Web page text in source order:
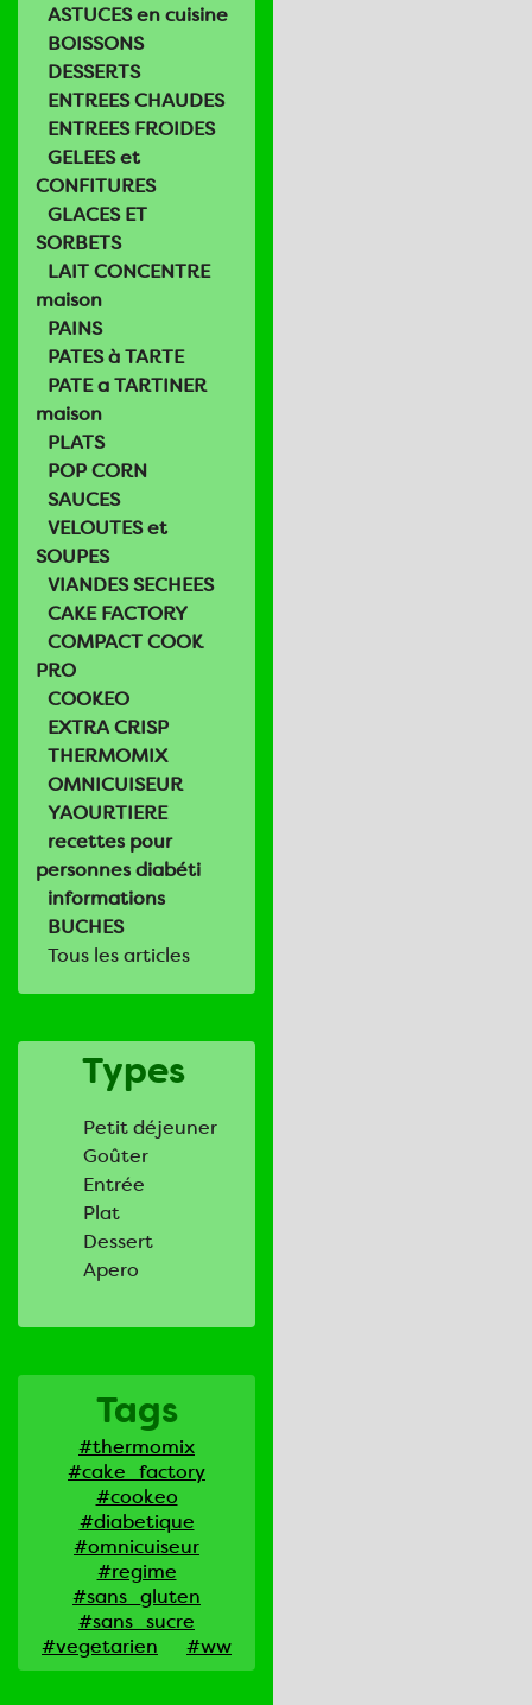
ASTUCES en cuisine
BOISSONS
DESSERTS
ENTREES CHAUDES
ENTREES FROIDES
GELEES et
CONFITURES
GLACES ET
SORBETS
LAIT CONCENTRE
maison
PAINS
PATES à TARTE
PATE a TARTINER
maison
PLATS
POP CORN
SAUCES
VELOUTES et
SOUPES
VIANDES SECHEES
CAKE FACTORY
COMPACT COOK
PRO
COOKEO
EXTRA CRISP
THERMOMIX
OMNICUISEUR
YAOURTIERE
recettes pour
personnes diabéti
informations
BUCHES
Tous les articles
Types
Petit déjeuner
Goûter
Entrée
Plat
Dessert
Apero
Tags
#thermomix
#cake_factory
#cookeo
#diabetique
#omnicuiseur
#regime
#sans_gluten
#sans_sucre
#vegetarien
#ww